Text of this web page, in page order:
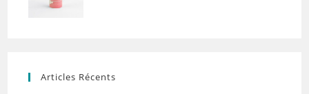
Articles Récents